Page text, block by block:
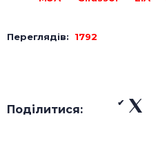
Переглядів: 1792
Поділитися: